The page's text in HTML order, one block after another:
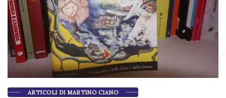
ARTICOLI DI MARTINO CIANO